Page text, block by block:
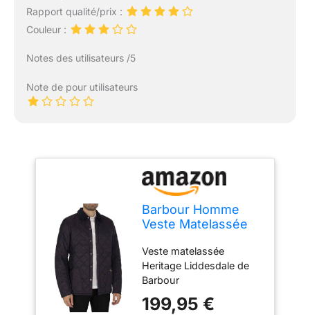
Rapport qualité/prix :
Couleur :
Notes des utilisateurs /5
Note de pour utilisateurs
Barbour Homme
Veste Matelassée
Liddesdale, Navy,
3XL
Veste matelassée
Heritage Liddesdale de
Barbour
199,95 €